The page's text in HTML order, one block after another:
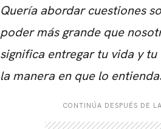
Quería abordar cuestiones
poder más grande que
significa entregar tu vida y
la manera en que lo
CONTINÚA DESPUÉS DE